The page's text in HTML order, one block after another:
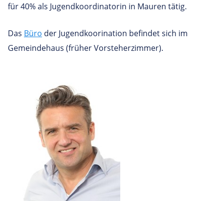
für 40% als Jugendkoordinatorin in Mauren tätig.
Das Büro der Jugendkoorination befindet sich im
Gemeindehaus (früher Vorsteherzimmer).